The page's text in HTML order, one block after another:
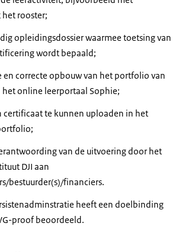
rooster;
opleidingsdossier waarmee toetsing van
wordt bepaald;
en correcte opbouw van het portfolio van
het online leerportaal Sophie;
certificaat te kunnen uploaden in het
van de uitvoering door het
DJI aan
bestuurder(s)/financiers.
heeft een doelbinding
proof beoordeeld.